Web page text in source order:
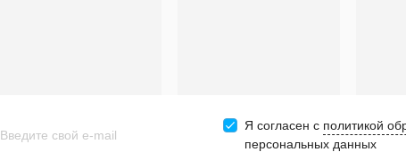
Введите свой e-mail
Я согласен c политикой
персональных данных